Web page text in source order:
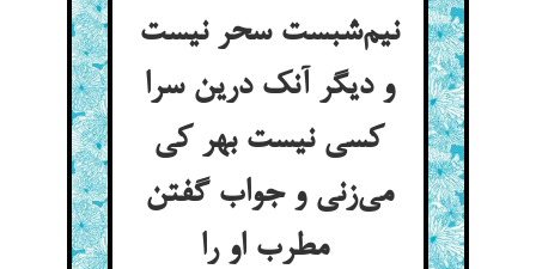
نیم‌شبست سحر نیست
و دیگر آنک درین سرا
کسی نیست بهر کی
می‌زنی و جواب گفتن
مطرب او را